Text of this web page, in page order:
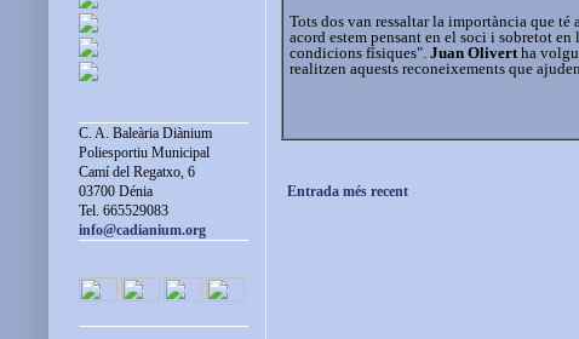
Tots dos van ressaltar la importància que té
acord estem pensant en el soci i sobretot
condicions físiques". Juan Olivert ha
realitzen aquests reconeixements que
Entrada més recent
C. A. Baleària Diànium
Poliesportiu Municipal
Camí del Regatxo, 6
03700 Dénia
Tel. 665529083
info@cadianium.org